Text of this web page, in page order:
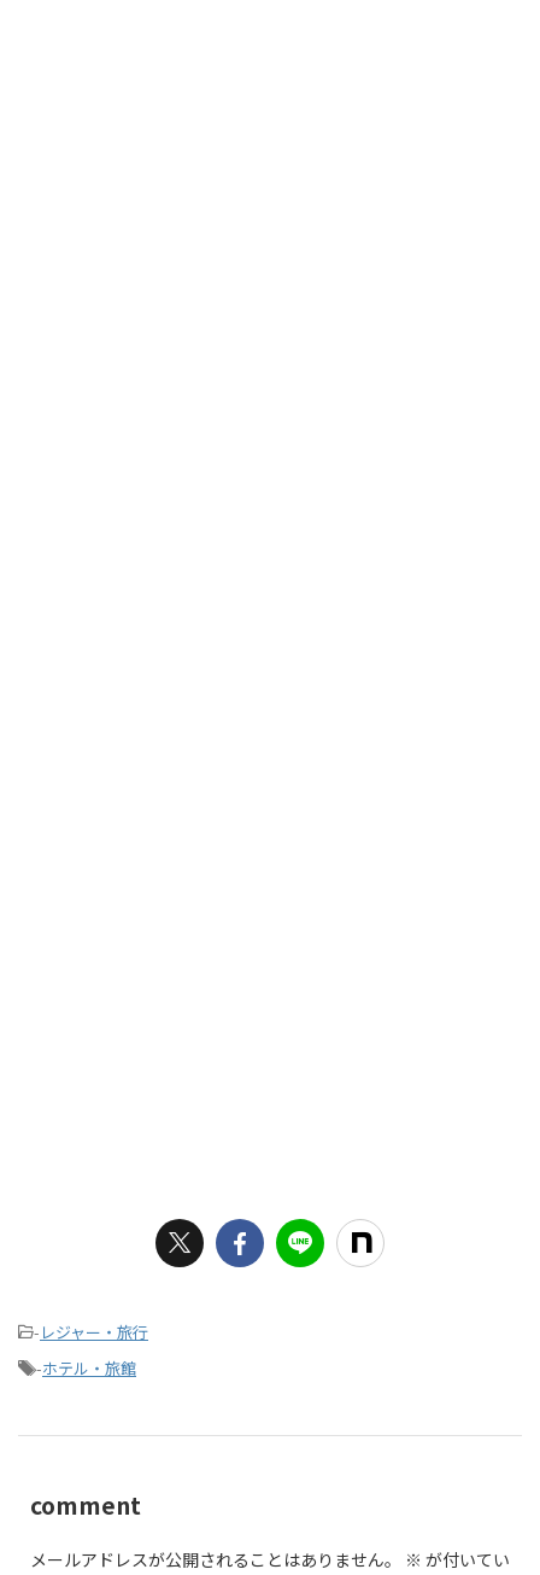
- レジャー・旅行
-ホテル・旅館
comment
メールアドレスが公開されることはありません。 ※ が付いてい